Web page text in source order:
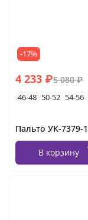
-17%
4 233 ₽5 080 ₽
46-48 50-52 54-56
В корзину